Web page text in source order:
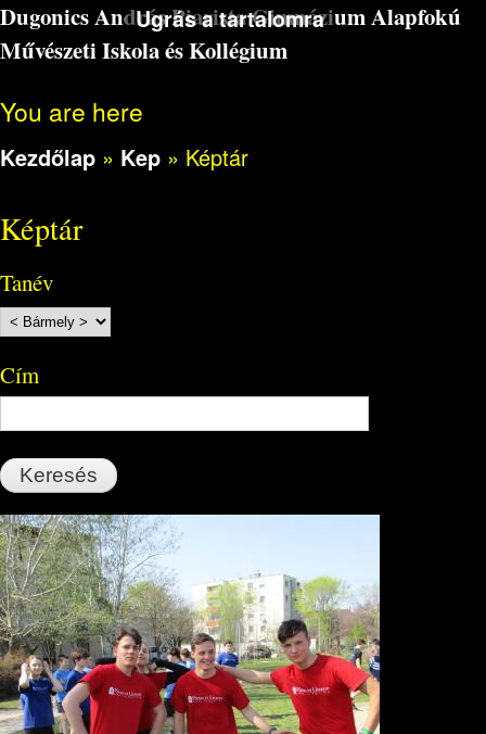
Ugrás a tartalomra
Dugonics András Piarista Gimnázium Alapfokú
Művészeti Iskola és Kollégium
You are here
Kezdőlap » Kep » Képtár
Képtár
Tanév
Cím